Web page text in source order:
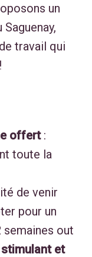
un
travail qui
offert:
toute la
de venir
pour un
semaines out
et